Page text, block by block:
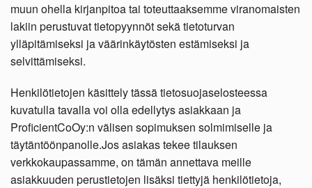
muun ohella kirjanpitoa tai toteuttaaksemme viranomaisten
lakiin perustuvat tietopyynnöt sekä tietoturvan
ylläpitämiseksi ja väärinkäytösten estämiseksi ja
selvittämiseksi.
Henkilötietojen käsittely tässä tietosuojaselosteessa
kuvatulla tavalla voi olla edellytys asiakkaan ja
ProficientCoOy:n välisen sopimuksen solmimiselle ja
täytäntöönpanolle.Jos asiakas tekee tilauksen
verkkokaupassamme, on tämän annettava meille
asiakkuuden perustietojen lisäksi tiettyjä henkilötietoja,